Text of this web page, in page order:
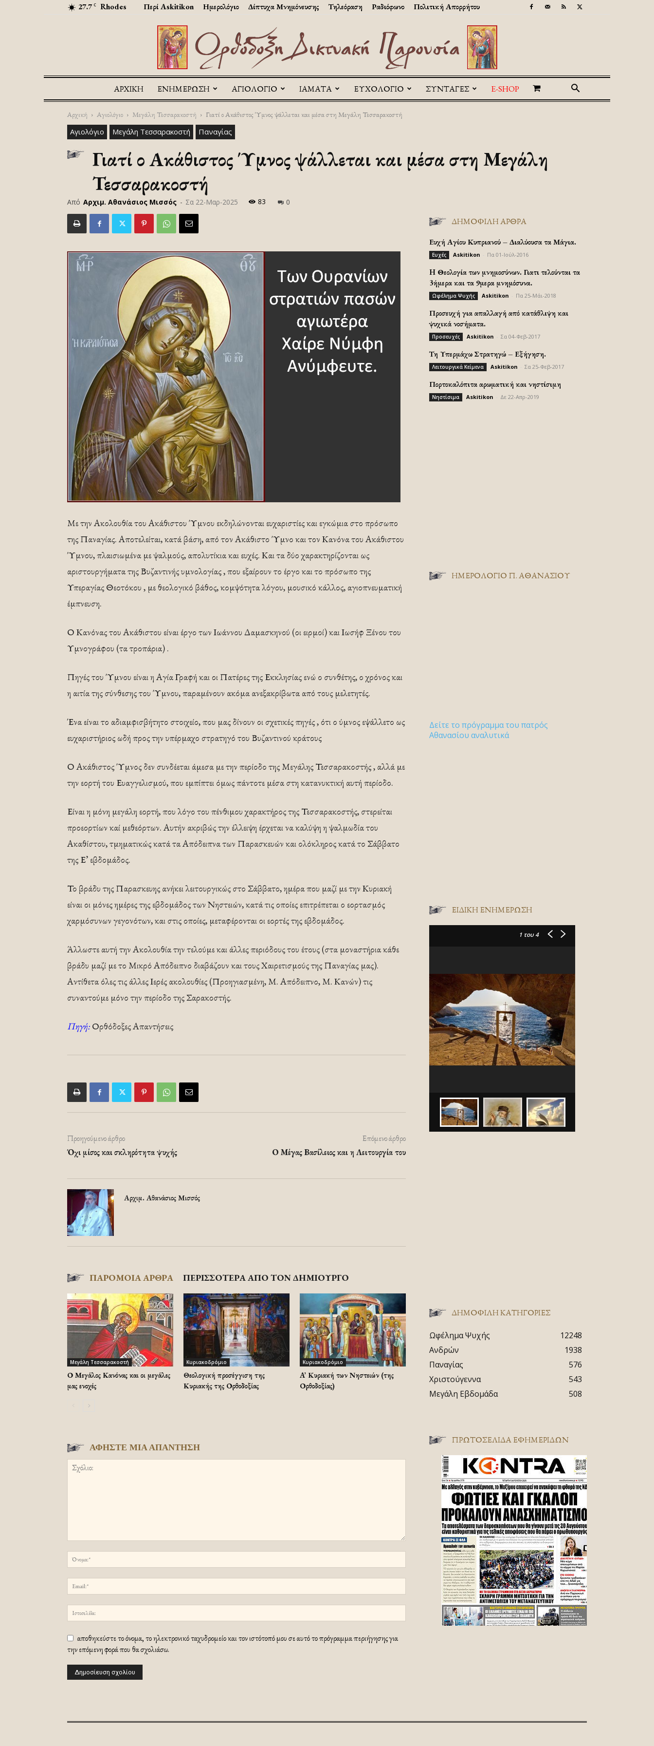
27.7 C Rhodes Περί Askitikon Ημερολόγιο Δίπτυχα Μνημόνευσης Τηλεόραση Ραδιόφωνο Πολιτική Απορρήτου
Askitikon
ΑΡΧΙΚΉ ΕΝΗΜΕΡΩΣΗ ΑΓΙΟΛΟΓΙΟ ΙΑΜΑΤΑ ΕΥΧΟΛΟΓΙΟ ΣΥΝΤΑΓΕΣ E-SHOP
Αρχική Αγιολόγιο Μεγάλη Τεσσαρακοστή Γιατί ο Ακάθιστος Ύμνος ψάλλεται και μέσα στη Μεγάλη Τεσσαρακοστή
Αγιολόγιο Μεγάλη Τεσσαρακοστή Παναγίας
Γιατί ο Ακάθιστος Ύμνος ψάλλεται και μέσα στη Μεγάλη
Τεσσαρακοστή
Από Αρχιμ. Αθανάσιος Μισσός - Σα 22-Μαρ-2025 83 0
Με την Ακολουθία του Ακάθιστου Ύμνου εκδηλώνονται ευχαριστίες και εγκώμια στο πρόσωπο
της Παναγίας. Αποτελείται, κατά βάση, από τον Ακάθιστο Ύμνο και τον Κανόνα του Ακάθιστου
Ύμνου, πλαισιωμένα με ψαλμούς, απολυτίκια και ευχές. Και τα δύο χαρακτηρίζονται ως
αριστουργήματα της Βυζαντινής υμνολογίας , που εξαίρουν το έργο και το πρόσωπο της
Υπεραγίας Θεοτόκου , με θεολογικό βάθος, κομψότητα λόγου, μουσικό κάλλος, αγιοπνευματική
έμπνευση.
Ο Κανόνας του Ακάθιστου είναι έργο των Ιωάννου Δαμασκηνού (οι ειρμοί) και Ιωσήφ Ξένου του
Υμνογράφου (τα τροπάρια) .
Πηγές του Ύμνου είναι η Αγία Γραφή και οι Πατέρες της Εκκλησίας ενώ ο συνθέτης, ο χρόνος και
η αιτία της σύνθεσης του Ύμνου, παραμένουν ακόμα ανεξακρίβωτα από τους μελετητές.
Ένα είναι το αδιαμφισβήτητο στοιχείο, που μας δίνουν οι σχετικές πηγές , ότι ο ύμνος εψάλλετο ως
ευχαριστήριος ωδή προς την υπέρμαχο στρατηγό του Βυζαντινού κράτους
Ο Ακάθιστος Ύμνος δεν συνδέεται άμεσα με την περίοδο της Μεγάλης Τεσσαρακοστής , αλλά με
την εορτή του Ευαγγελισμού, που εμπίπτει όμως πάντοτε μέσα στη κατανυκτική αυτή περίοδο.
Είναι η μόνη μεγάλη εορτή, που λόγο του πένθιμου χαρακτήρος της Τεσσαρακοστής, στερείται
προεορτίων καί μεθεόρτων. Αυτήν ακριβώς την έλλειψη έρχεται να καλύψη η ψαλμωδία του
Ακαθίστου, τμηματικώς κατά τα Απόδειπνα των Παρασκευών και ολόκληρος κατά το Σάββατο
της Ε’ εβδομάδος.
Το βράδυ της Παρασκευης ανήκει λειτουργικώς στο Σάββατο, ημέρα που μαζί με την Κυριακή
είναι οι μόνες ημέρες της εβδομάδος των Νηστειών, κατά τις οποίες επιτρέπεται ο εορτασμός
χαρμόσυνων γεγονότων, και στις οποίες, μεταφέρονται οι εορτές της εβδομάδος.
Άλλωστε αυτή την Ακολουθία την τελούμε και άλλες περιόδους του έτους (στα μοναστήρια κάθε
βράδυ μαζί με το Μικρό Απόδειπνο διαβάζουν και τους Χαιρετισμούς της Παναγίας μας).
Αντίθετα όλες τις άλλες Ιερές ακολουθίες (Προηγιασμένη, Μ. Απόδειπνο, Μ. Κανών) τις
συναντούμε μόνο την περίοδο της Σαρακοστής.
Πηγή: Ορθόδοξες Απαντήσεις
Προηγούμενο άρθρο
Όχι μίσος και σκληρότητα ψυχής
Επόμενο άρθρο
Ο Μέγας Βασίλειος και η Λειτουργία του
Αρχιμ. Αθανάσιος Μισσός
ΠΑΡΟΜΟΙΑ ΑΡΘΡΑ ΠΕΡΙΣΣΟΤΕΡΑ ΑΠΟ ΤΟΝ ΔΗΜΙΟΥΡΓΟ
Μεγάλη Τεσσαρακοστή
Ο Μεγάλος Κανόνας και οι μεγάλες
μας ενοχές
Κυριακοδρόμιο
Θεολογική προσέγγιση της
Κυριακής της Ορθοδοξίας
Κυριακοδρόμιο
A’ Κυριακή των Νηστειών (της
Ορθοδοξίας)
ΑΦΗΣΤΕ ΜΙΑ ΑΠΑΝΤΗΣΗ
αποθηκεύστε το όνομα, το ηλεκτρονικό ταχυδρομείο και τον ιστότοπό μου σε αυτό το πρόγραμμα περιήγησης για
την επόμενη φορά που θα σχολιάσω.
ΔΗΜΟΦΙΛΗ ΑΡΘΡΑ
Ευχή Αγίου Κυπριανού – Διαλύουσα τα Μάγια.
Ευχές Askitikon Πα 01-Ιούλ-2016
H Θεολογία των μνημοσύνων. Γιατι τελούνται τα
3ήμερα και τα 9μερα μνημόσυνα.
Ωφέλημα Ψυχής Askitikon Πα 25-Μάι-2018
Προσευχή για απαλλαγή από κατάθλιψη και
ψυχικά νοσήματα.
Προσευχές Askitikon Σα 04-Φεβ-2017
Τη Υπερμάχω Στρατηγώ – Εξήγηση.
Λειτουργικά Κείμενα Askitikon Σα 25-Φεβ-2017
Πορτοκαλόπιτα αρωματική και νηστίσιμη
Νηστίσιμα Askitikon Δε 22-Απρ-2019
ΗΜΕΡΟΛΟΓΙΟ Π. ΑΘΑΝΑΣΙΟΥ
Δείτε το πρόγραμμα του πατρός
Αθανασίου αναλυτικά
ΕΙΔΙΚΉ ΕΝΗΜΈΡΩΣΗ
1 του 4
ΔΗΜΟΦΙΛΗ ΚΑΤΗΓΟΡΙΕΣ
Ωφέλημα Ψυχής
12248
Ανδρών
1938
Παναγίας
576
Χριστούγεννα
543
Μεγάλη Εβδομάδα
508
ΠΡΩΤΟΣΈΛΙΔΑ ΕΦΗΜΕΡΊΔΩΝ